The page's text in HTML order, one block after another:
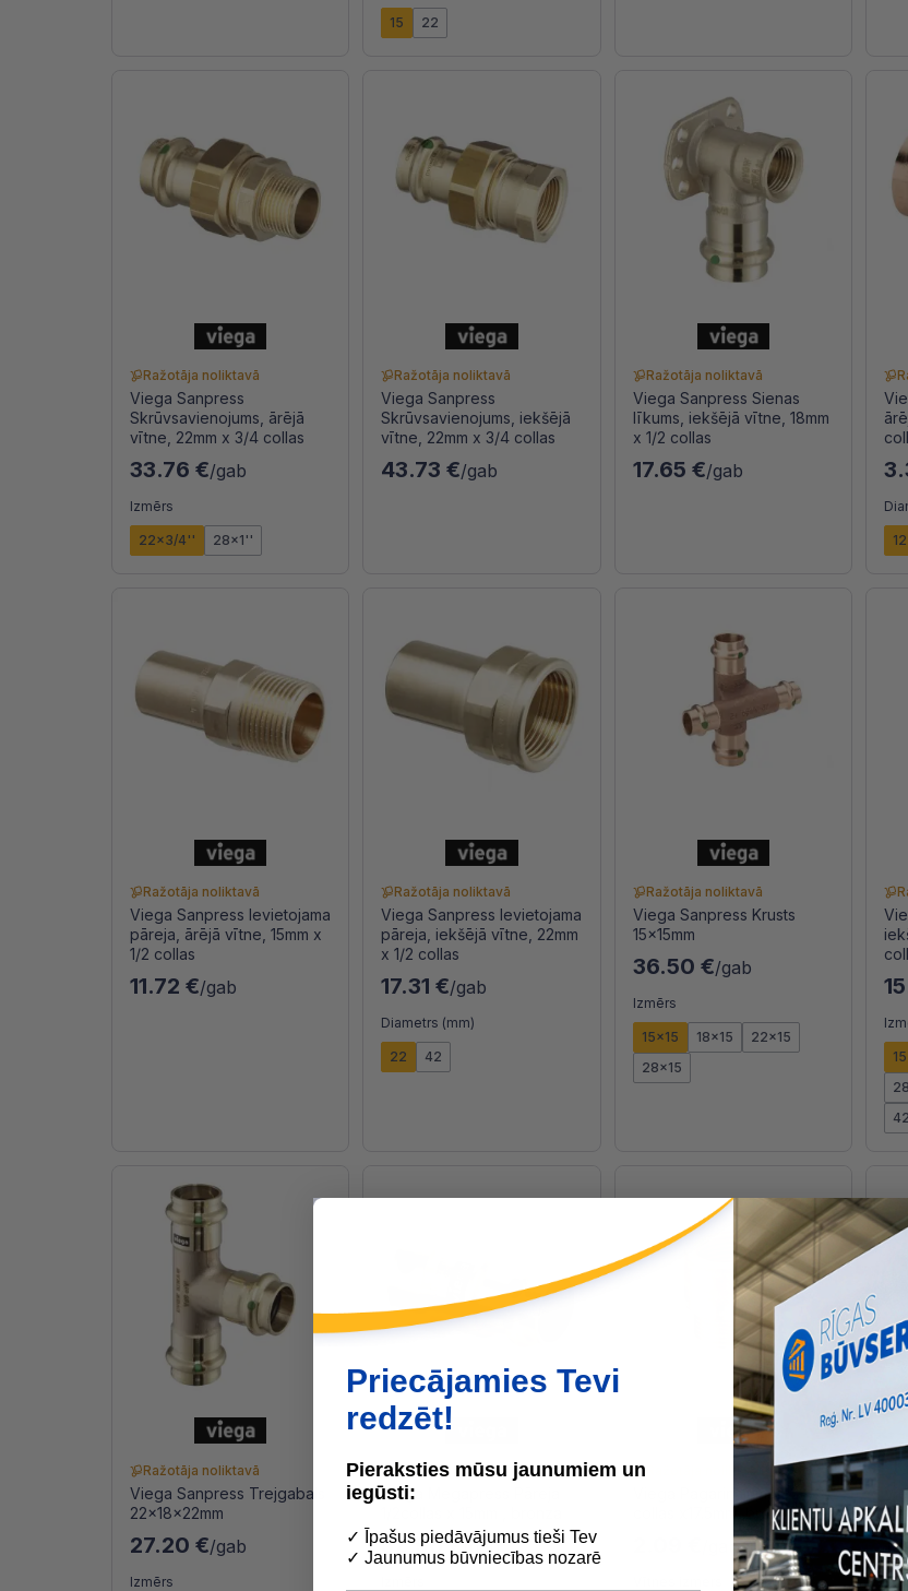
15 22
Ražotāja noliktavā
Viega Sanpress
Skrūvsavienojums, ārējā
vītne, 22mm x 3/4 collas
33.76 €/gab
Izmērs
22x3/4'' 28x1''
Ražotāja noliktavā
Viega Sanpress
Skrūvsavienojums, iekšējā
vītne, 22mm x 3/4 collas
43.73 €/gab
Ražotāja noliktavā
Viega Sanpress Sienas
līkums, iekšējā vītne, 18mm
x 1/2 collas
17.65 €/gab
12
Ražotāja noliktavā
Viega Sanpress Ievietojama
pāreja, ārējā vītne, 15mm x
1/2 collas
11.72 €/gab
Ražotāja noliktavā
Viega Sanpress Ievietojama
pāreja, iekšējā vītne, 22mm
x 1/2 collas
17.31 €/gab
Diametrs (mm)
22 42
Ražotāja noliktavā
Viega Sanpress Krusts
15x15mm
36.50 €/gab
Izmērs
15x15 18x15
22x15
28x15
Ražotāja noliktavā
Viega Sanpress Trejgabals
22x18x22mm
27.20 €/gab
Izmērs
Ražotāja noliktavā
Viega Megapress Pāreja
32.96 €/gab
Viega Pagarinājums 1/2
collas x17.5mm, bronza
/gab
Priecājamies Tevi
redzēt!
Pieraksties mūsu jaunumiem un
iegūsti:
✓ Īpašus piedāvājumus tieši Tev
✓ Jaunumus būvniecības nozarē